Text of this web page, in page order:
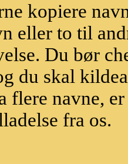
kopiere
eller to til
Du bør
du skal
flere navne,
fra os.